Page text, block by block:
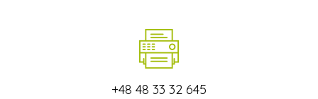
+48 48 33 32 645